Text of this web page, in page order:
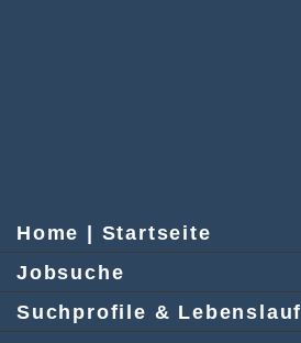
Home | Startseite
Jobsuche
Suchprofile & Lebenslauf